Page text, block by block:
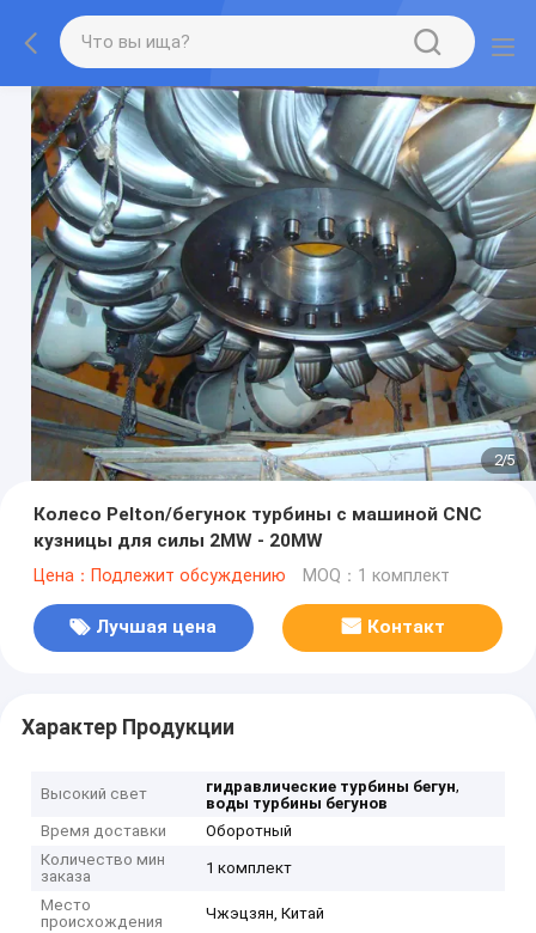
2/5
Колесо Pelton/бегунок турбины с машиной CNC
кузницы для силы 2MW - 20MW
Цена：Подлежит обсуждению MOQ：1 комплект
Лучшая цена Контакт
Характер Продукции
Высокий свет гидравлические турбины бегун,
воды турбины бегунов
Время доставки
Оборотный
Количество мин
заказа
1 комплект
Место
происхождения
Чжэцзян, Китай